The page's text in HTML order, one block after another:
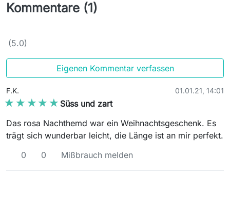
Kommentare (1)
(5.0)
Eigenen Kommentar verfassen
F.K. 01.01.21, 14:01
★★★★★
★★★★★ Süss und zart
Das rosa Nachthemd war ein Weihnachtsgeschenk. Es
trägt sich wunderbar leicht, die Länge ist an mir perfekt.
0
0 Mißbrauch melden